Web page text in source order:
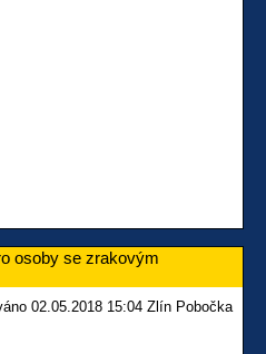
osoby se zrakovým
02.05.2018 15:04 Zlín Pobočka